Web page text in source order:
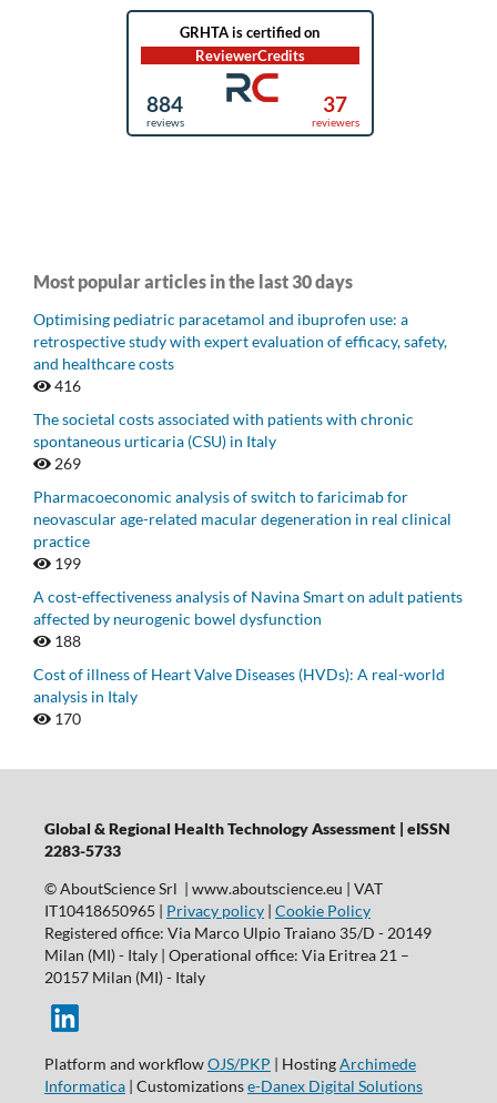
Most popular articles in the last 30 days
Optimising pediatric paracetamol and ibuprofen use: a
retrospective study with expert evaluation of efficacy, safety,
and healthcare costs
416
The societal costs associated with patients with chronic
spontaneous urticaria (CSU) in Italy
269
Pharmacoeconomic analysis of switch to faricimab for
neovascular age-related macular degeneration in real clinical
practice
199
A cost-effectiveness analysis of Navina Smart on adult patients
affected by neurogenic bowel dysfunction
188
Cost of illness of Heart Valve Diseases (HVDs): A real-world
analysis in Italy
170
Global & Regional Health Technology Assessment | eISSN
2283-5733
© AboutScience Srl | www.aboutscience.eu | VAT
IT10418650965 | Privacy policy| Cookie Policy
Registered office: Via Marco Ulpio Traiano 35/D - 20149
Milan (MI) - Italy | Operational office: Via Eritrea 21 –
20157 Milan (MI) - Italy
Platform and workflowOJS/PKP | HostingArchimede
Informatica| Customizationse-Danex Digital Solutions